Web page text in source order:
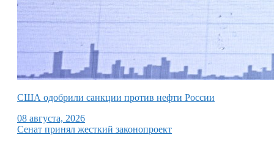
США одобрили санкции против нефти России
08 августа, 2026
Сенат принял жесткий законопроект